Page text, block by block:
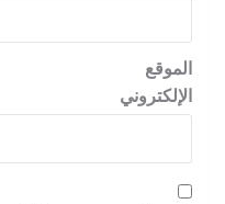
الموقع
الإلكتروني